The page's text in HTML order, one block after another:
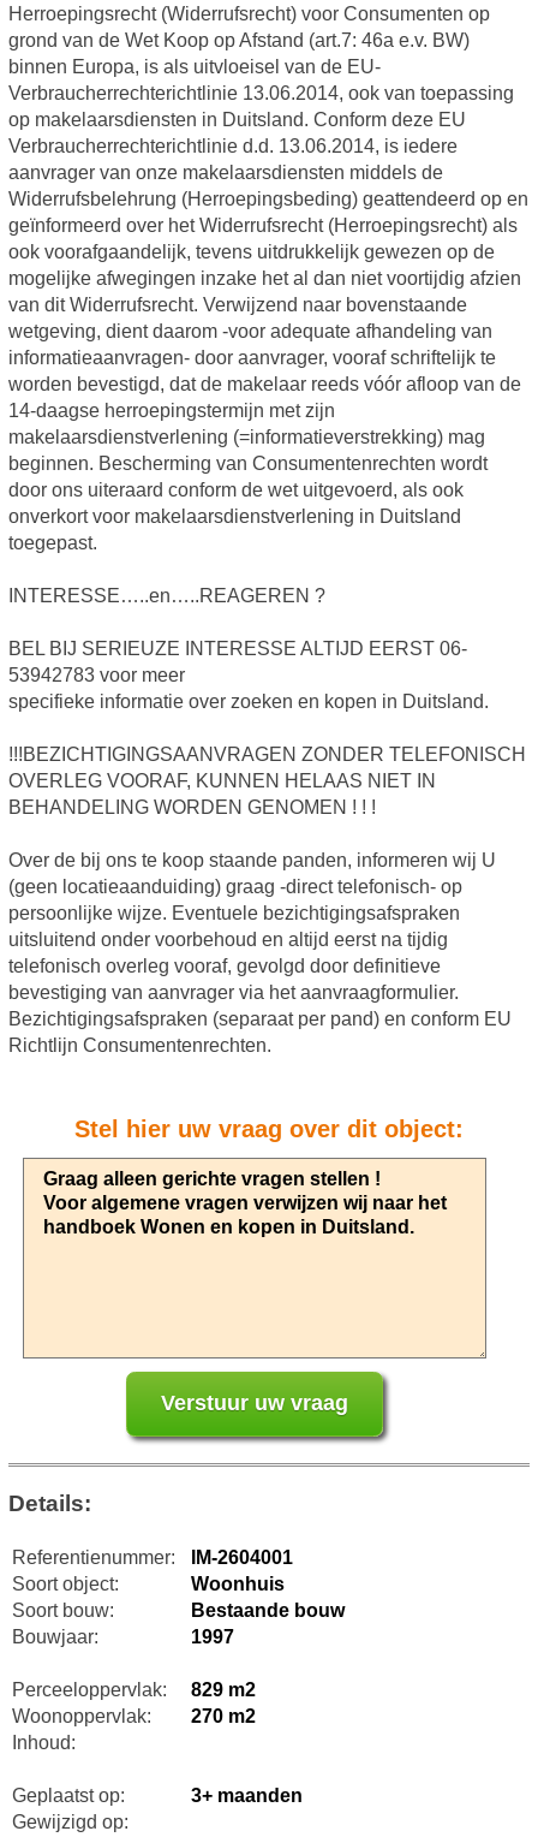
Herroepingsrecht (Widerrufsrecht) voor Consumenten op
grond van de Wet Koop op Afstand (art.7: 46a e.v. BW)
binnen Europa, is als uitvloeisel van de EU-
Verbraucherrechterichtlinie 13.06.2014, ook van toepassing
op makelaarsdiensten in Duitsland. Conform deze EU
Verbraucherrechterichtlinie d.d. 13.06.2014, is iedere
aanvrager van onze makelaarsdiensten middels de
Widerrufsbelehrung (Herroepingsbeding) geattendeerd op en
geïnformeerd over het Widerrufsrecht (Herroepingsrecht) als
ook voorafgaandelijk, tevens uitdrukkelijk gewezen op de
mogelijke afwegingen inzake het al dan niet voortijdig afzien
van dit Widerrufsrecht. Verwijzend naar bovenstaande
wetgeving, dient daarom -voor adequate afhandeling van
informatieaanvragen- door aanvrager, vooraf schriftelijk te
worden bevestigd, dat de makelaar reeds vóór afloop van de
14-daagse herroepingstermijn met zijn
makelaarsdienstverlening (=informatieverstrekking) mag
beginnen. Bescherming van Consumentenrechten wordt
door ons uiteraard conform de wet uitgevoerd, als ook
onverkort voor makelaarsdienstverlening in Duitsland
toegepast.
INTERESSE…..en…..REAGEREN ?
BEL BIJ SERIEUZE INTERESSE ALTIJD EERST 06-
53942783 voor meer
specifieke informatie over zoeken en kopen in Duitsland.
!!!BEZICHTIGINGSAANVRAGEN ZONDER TELEFONISCH
OVERLEG VOORAF, KUNNEN HELAAS NIET IN
BEHANDELING WORDEN GENOMEN ! ! !
Over de bij ons te koop staande panden, informeren wij U
(geen locatieaanduiding) graag -direct telefonisch- op
persoonlijke wijze. Eventuele bezichtigingsafspraken
uitsluitend onder voorbehoud en altijd eerst na tijdig
telefonisch overleg vooraf, gevolgd door definitieve
bevestiging van aanvrager via het aanvraagformulier.
Bezichtigingsafspraken (separaat per pand) en conform EU
Richtlijn Consumentenrechten.
Stel hier uw vraag over dit object:
Details:
Referentienummer:
IM-2604001
Soort object:
Woonhuis
Soort bouw:
Bestaande bouw
Bouwjaar:
1997
Perceeloppervlak:
829 m2
Woonoppervlak:
270 m2
Inhoud:
Geplaatst op:
3+ maanden
Gewijzigd op: